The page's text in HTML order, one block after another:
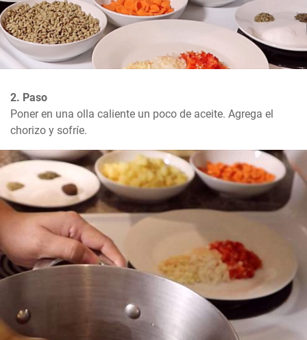
2. Paso
Poner en una olla caliente un poco de aceite. Agrega el
chorizo y sofríe.